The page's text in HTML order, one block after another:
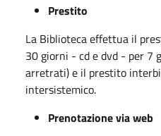
Prestito
La Biblioteca effettua il
30 giorni - cd e dvd - per 7
arretrati) e il prestito
intersistemico.
Prenotazione via web